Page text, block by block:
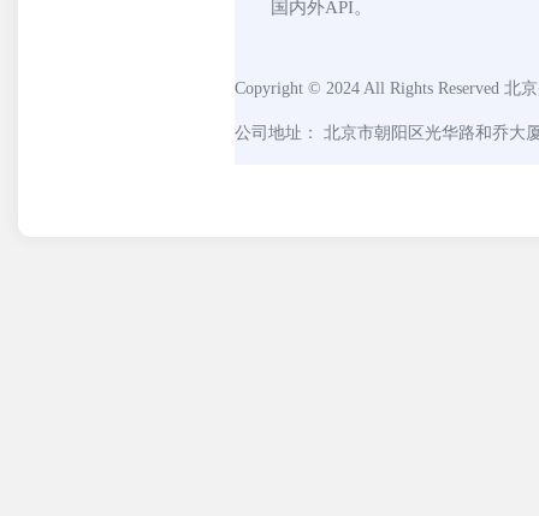
国内外API。
Copyright © 2024 All Rights Reserved 北
公司地址： 北京市朝阳区光华路和乔大